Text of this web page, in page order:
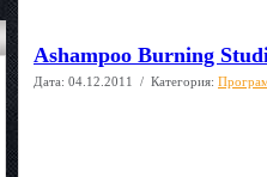
Ashampoo Burning
Дата: 04.12.2011 / Категория: